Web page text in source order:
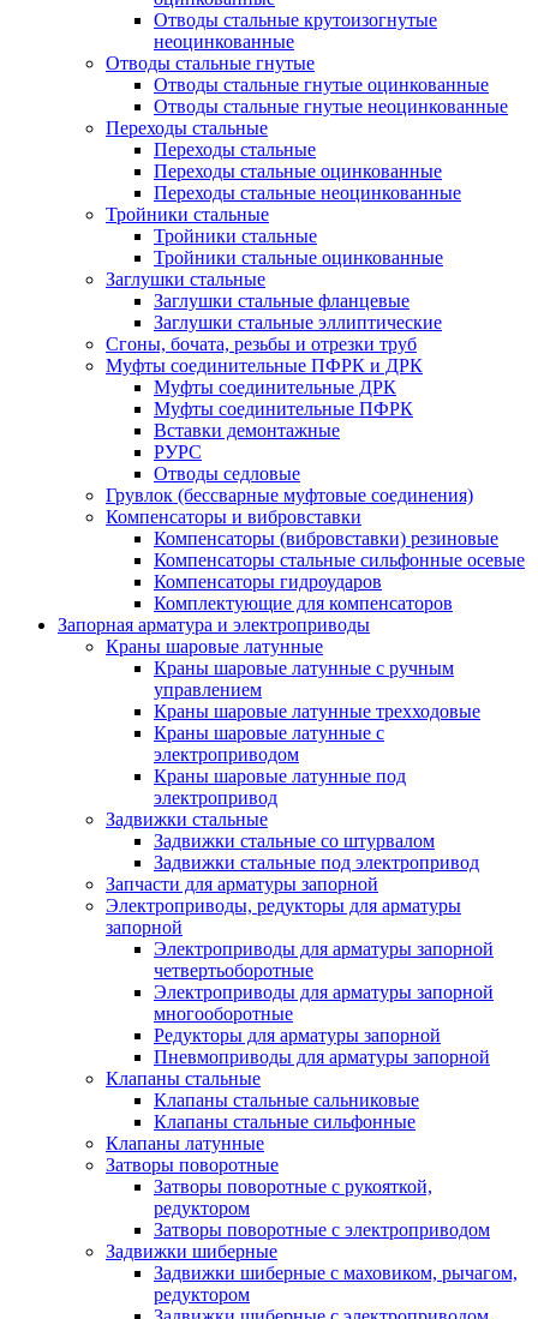
Отводы стальные крутоизогнутые
неоцинкованные
Отводы стальные гнутые
Отводы стальные гнутые оцинкованные
Отводы стальные гнутые неоцинкованные
Переходы стальные
Переходы стальные
Переходы стальные оцинкованные
Переходы стальные неоцинкованные
Тройники стальные
Тройники стальные
Тройники стальные оцинкованные
Заглушки стальные
Заглушки стальные фланцевые
Заглушки стальные эллиптические
Сгоны, бочата, резьбы и отрезки труб
Муфты соединительные ПФРК и ДРК
Муфты соединительные ДРК
Муфты соединительные ПФРК
Вставки демонтажные
РУРС
Отводы седловые
Грувлок (бессварные муфтовые соединения)
Компенсаторы и вибровставки
Компенсаторы (вибровставки) резиновые
Компенсаторы стальные сильфонные осевые
Компенсаторы гидроударов
Комплектующие для компенсаторов
Запорная арматура и электроприводы
Краны шаровые латунные
Краны шаровые латунные с ручным
управлением
Краны шаровые латунные трехходовые
Краны шаровые латунные с
электроприводом
Краны шаровые латунные под
электропривод
Задвижки стальные
Задвижки стальные со штурвалом
Задвижки стальные под электропривод
Запчасти для арматуры запорной
Электроприводы, редукторы для арматуры
запорной
Электроприводы для арматуры запорной
четвертьоборотные
Электроприводы для арматуры запорной
многооборотные
Редукторы для арматуры запорной
Пневмоприводы для арматуры запорной
Клапаны стальные
Клапаны стальные сальниковые
Клапаны стальные сильфонные
Клапаны латунные
Затворы поворотные
Затворы поворотные с рукояткой,
редуктором
Затворы поворотные с электроприводом
Задвижки шиберные
Задвижки шиберные с маховиком, рычагом,
редуктором